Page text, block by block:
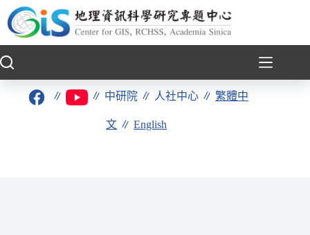
至
要
∥ ∥ 中研院 ∥ 人社中心 ∥繁體中
文 ∥English